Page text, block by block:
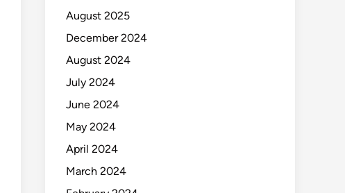
August 2025
December 2024
August 2024
July 2024
June 2024
May 2024
April 2024
March 2024